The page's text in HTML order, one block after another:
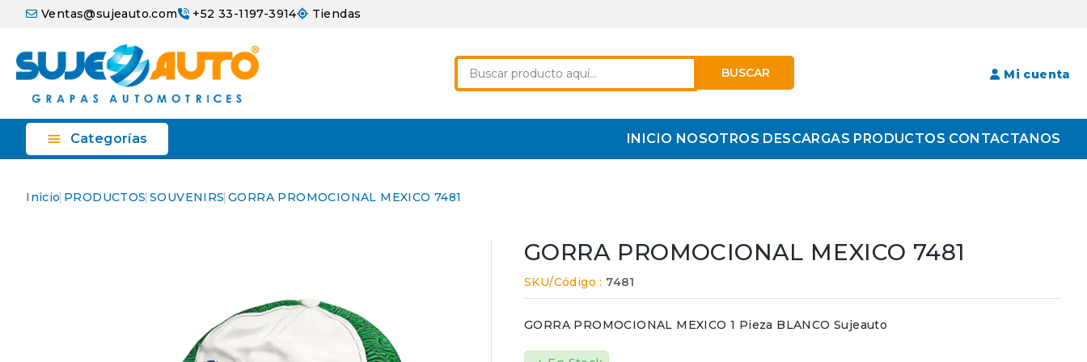
Ventas@sujeauto.com +52 33-1197-3914 Tiendas
BUSCAR Mi cuenta
 Categorías INICIO NOSOTROS DESCARGAS PRODUCTOS CONTACTANOS
Inicio PRODUCTOS SOUVENIRS GORRA PROMOCIONAL MEXICO 7481
GORRA PROMOCIONAL MEXICO 7481
SKU/Código : 7481
GORRA PROMOCIONAL MEXICO 1 Pieza BLANCO Sujeauto